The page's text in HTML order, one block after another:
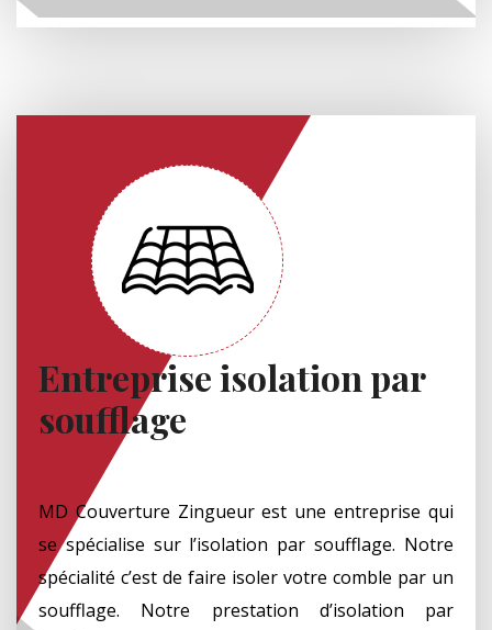
Entreprise isolation par
soufflage
MD Couverture Zingueur est une entreprise qui
se spécialise sur l’isolation par soufflage. Notre
spécialité c’est de faire isoler votre comble par un
soufflage. Notre prestation d’isolation par